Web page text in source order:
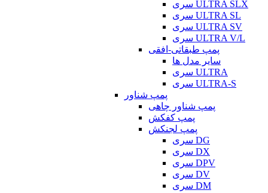
سری ULTRA SLX
سری ULTRA SL
سری ULTRA SV
سری ULTRA V/L
پمپ طبقاتی-افقی
سایر مدل ها
سری ULTRA
سری ULTRA-S
پمپ شناور
پمپ شناور چاهی
پمپ کفکش
پمپ لجنکش
سری DG
سری DX
سری DPV
سری DV
سری DM